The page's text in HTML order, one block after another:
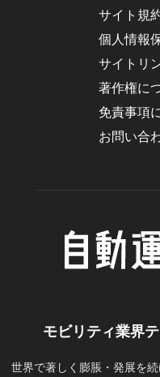
サイト規
個人情報
サイトリ
著作権に
免責事項
お問い合
モビリティ業界
世界で著しく膨脹・発展を